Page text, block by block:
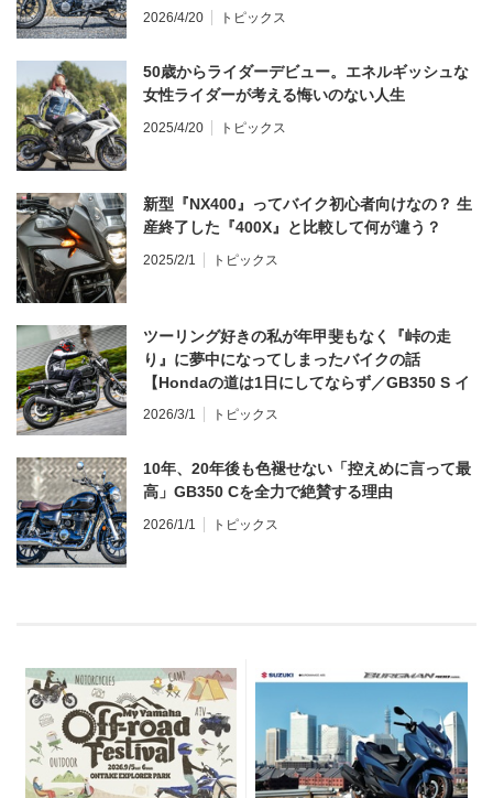
う？
2026/4/20 トピックス
50歳からライダーデビュー。エネルギッシュな
女性ライダーが考える悔いのない人生
2025/4/20 トピックス
新型『NX400』ってバイク初心者向けなの？ 生
産終了した『400X』と比較して何が違う？
2025/2/1 トピックス
ツーリング好きの私が年甲斐もなく『峠の走
り』に夢中になってしまったバイクの話
【Hondaの道は1日にしてならず／GB350 S イ
ンプレ・レビュー 前編】
2026/3/1 トピックス
10年、20年後も色褪せない「控えめに言って最
高」GB350 Cを全力で絶賛する理由
2026/1/1 トピックス